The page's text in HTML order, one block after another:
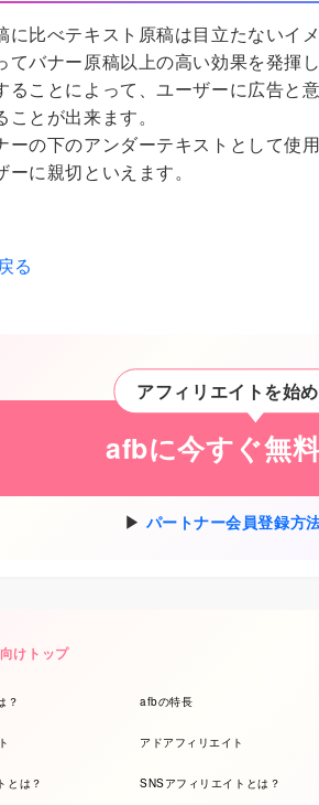
に比べテキスト原稿は目立たないイ
てバナー原稿以上の高い効果を発揮
ることによって、ユーザーに広告と
とが出来ます。
ーの下のアンダーテキストとして使
ーに親切といえます。
る
アフィリエイトを始
afbに今すぐ無料
パートナー会員登録方
けトップ
？ afbの特長
アドアフィリエイト
とは？ SNSアフィリエイトとは？